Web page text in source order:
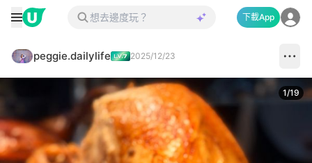
下載App
peggie.dailylife 2025/12/23
1/19